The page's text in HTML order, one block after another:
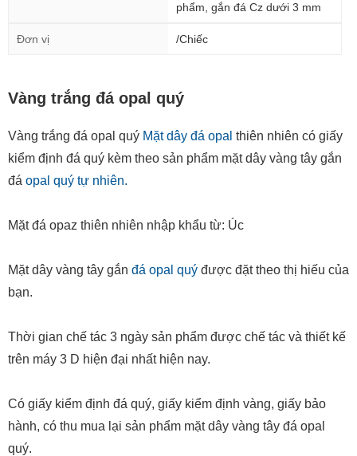
phẩm, gắn đá Cz dưới 3 mm
Đơn vị /Chiếc
Vàng trắng đá opal quý
Vàng trắng đá opal quý Mặt dây đá opal thiên nhiên có giấy
kiểm định đá quý kèm theo sản phẩm mặt dây vàng tây gắn
đá opal quý tự nhiên.
Mặt đá opaz thiên nhiên nhập khẩu từ: Úc
Mặt dây vàng tây gắn đá opal quý được đặt theo thị hiếu của
bạn.
Thời gian chế tác 3 ngày sản phẩm được chế tác và thiết kế
trên máy 3 D hiện đại nhất hiện nay.
Có giấy kiểm định đá quý, giấy kiểm định vàng, giấy bảo
hành, có thu mua lại sản phẩm mặt dây vàng tây đá opal
quý.